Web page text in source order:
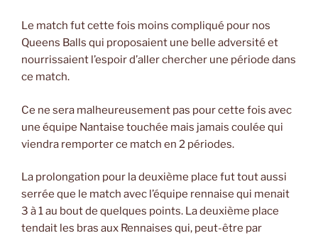
Le match fut cette fois moins compliqué pour nos
Queens Balls qui proposaient une belle adversité et
nourrissaient l’espoir d’aller chercher une période dans
ce match.
Ce ne sera malheureusement pas pour cette fois avec
une équipe Nantaise touchée mais jamais coulée qui
viendra remporter ce match en 2 périodes.
La prolongation pour la deuxième place fut tout aussi
serrée que le match avec l’équipe rennaise qui menait
3 à 1 au bout de quelques points. La deuxième place
tendait les bras aux Rennaises qui, peut-être par